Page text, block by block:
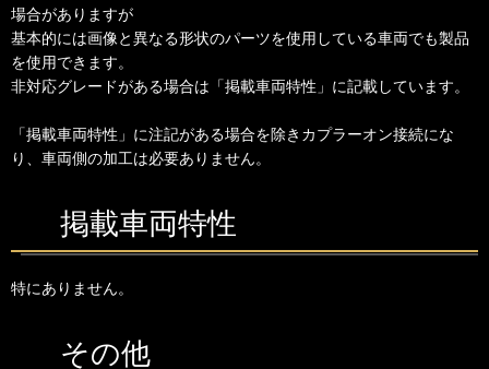
場合がありますが
基本的には画像と異なる形状のパーツを使用している車両でも製品
を使用できます。
非対応グレードがある場合は「掲載車両特性」に記載しています。
「掲載車両特性」に注記がある場合を除きカプラーオン接続にな
り、車両側の加工は必要ありません。
掲載車両特性
特にありません。
その他